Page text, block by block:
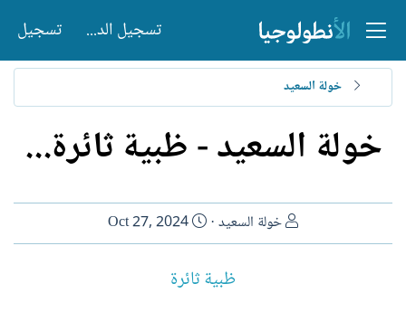
تسجيل الدخول تسجيل
خولة السعيد
خولة السعيد - ظبية ثائرة...
ا
ل
خولة السعيد
ت
ا
ي
Oct 27, 2024
ظبية ثائرة